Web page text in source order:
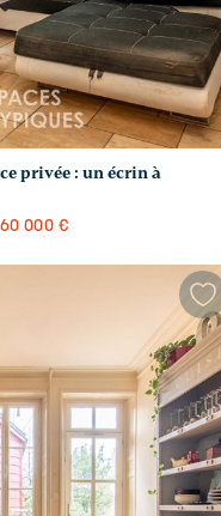
privée : un écrin à
000 €